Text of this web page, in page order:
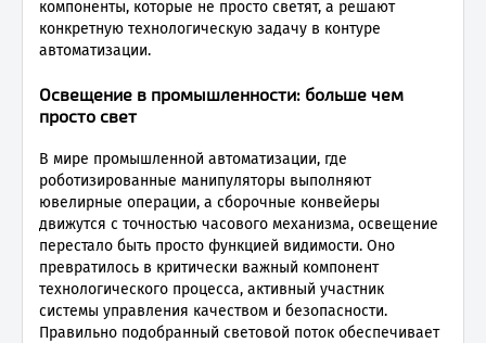
компоненты, которые не просто светят, а решают
конкретную технологическую задачу в контуре
автоматизации.
Освещение в промышленности: больше чем
просто свет
В мире промышленной автоматизации, где
роботизированные манипуляторы выполняют
ювелирные операции, а сборочные конвейеры
движутся с точностью часового механизма, освещение
перестало быть просто функцией видимости. Оно
превратилось в критически важный компонент
технологического процесса, активный участник
системы управления качеством и безопасности.
Правильно подобранный световой поток обеспечивает